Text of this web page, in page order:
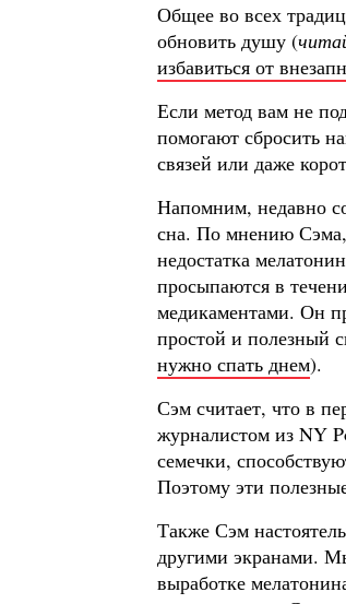
Общее во всех
обновить душу (
избавиться от
Если метод вам не
помогают сбросить
связей или даже
Напомним, недавно
сна. По мнению Сэма,
недостатка
просыпаются в
медикаментами. Он
простой и полезный
нужно спать днем).
Сэм считает, что в
журналистом из NY
семечки,
Поэтому эти
Также Сэм
другими экранами.
выработке